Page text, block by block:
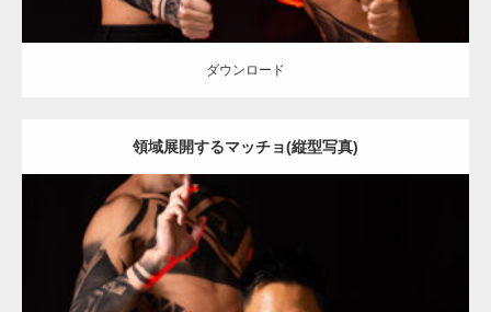
ダウンロード
領域展開するマッチョ(縦型写真)
Update:2021.12.21
Category: アートなマッチョ オレンジの人
AKIHITO(細マッチョ)